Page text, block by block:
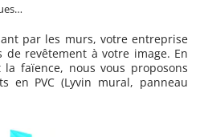
par les murs, votre entreprise
de revêtement à votre image. En
faïence, nous vous proposons
en PVC (Lyvin mural, panneau